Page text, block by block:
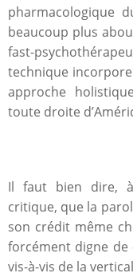
pharmacologique
beaucoup plus
fast-
technique incorpore
approche
toute droite
Il faut bien dire,
critique, que la
son crédit même
forcément digne de
vis-à-vis de la